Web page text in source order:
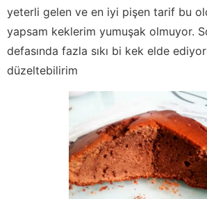
yeterli gelen ve en iyi pişen tarif bu
yapsam keklerim yumuşak olmuyor.
defasında fazla sıkı bi kek elde
düzeltebilirim